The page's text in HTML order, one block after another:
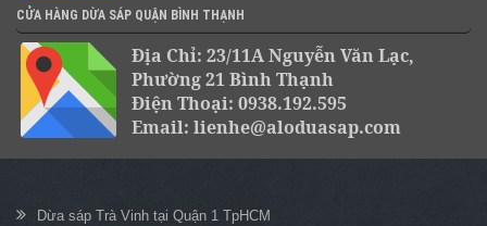
CỬA HÀNG DỪA SÁP QUẬN BÌNH THẠNH
Địa Chỉ: 23/11A Nguyễn Văn Lạc,
Phường 21 Bình Thạnh
Điện Thoại: 0938.192.595
Email: lienhe@aloduasap.com
Dừa sáp Trà Vinh tại Quận 1 TpHCM